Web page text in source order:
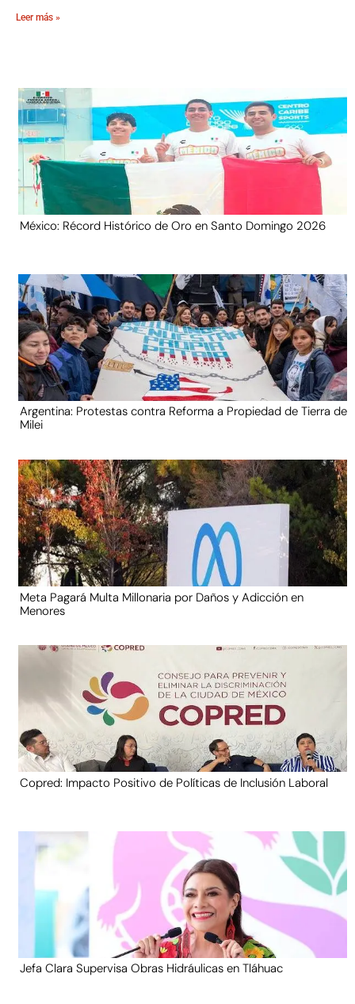
Leer más »
México: Récord Histórico de Oro en Santo Domingo 2026
Argentina: Protestas contra Reforma a Propiedad de Tierra de
Milei
Meta Pagará Multa Millonaria por Daños y Adicción en
Menores
Copred: Impacto Positivo de Políticas de Inclusión Laboral
Jefa Clara Supervisa Obras Hidráulicas en Tláhuac